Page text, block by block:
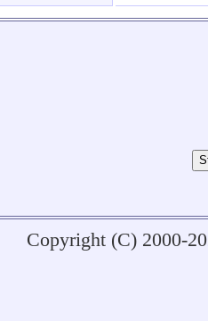
Copyright (C) 2000-